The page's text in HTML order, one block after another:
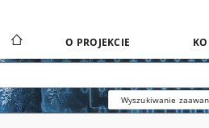
O PROJEKCIE
Wyszukiwanie